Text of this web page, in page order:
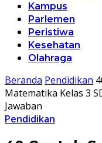
Kampus
Parlemen
Peristiwa
Kesehatan
Olahraga
Beranda Pendidikan
Matematika Kelas 3
Jawaban
Pendidikan